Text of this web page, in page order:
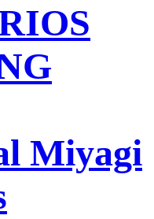
Miyagi